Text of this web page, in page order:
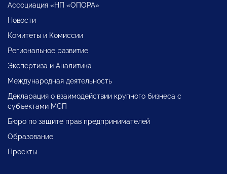
Ассоциация «НП «ОПОРА»
Новости
Комитеты и Комиссии
Региональное развитие
Экспертиза и Аналитика
Международная деятельность
Декларация о взаимодействии крупного бизнеса с
субъектами МСП
Бюро по защите прав предпринимателей
Образование
Проекты